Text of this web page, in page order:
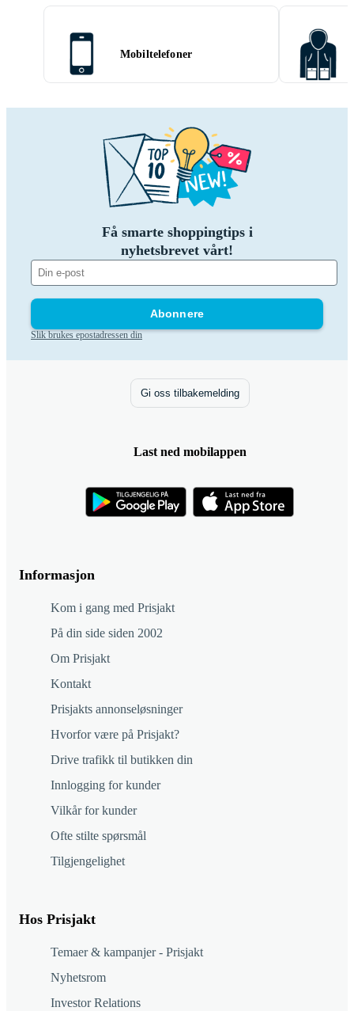
Mobiltelefoner
Få smarte shoppingtips i
nyhetsbrevet vårt!
Abonnere
Slik brukes epostadressen din
Informasjon
Kom i gang med Prisjakt
På din side siden 2002
Om Prisjakt
Kontakt
Prisjakts annonseløsninger
Hvorfor være på Prisjakt?
Drive trafikk til butikken din
Innlogging for kunder
Vilkår for kunder
Ofte stilte spørsmål
Tilgjengelighet
Hos Prisjakt
Temaer & kampanjer - Prisjakt
Nyhetsrom
Investor Relations
Gi oss tilbakemelding
Last ned mobilappen